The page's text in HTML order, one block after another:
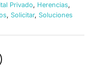
Privado, Herencias,
, Solicitar, Soluciones